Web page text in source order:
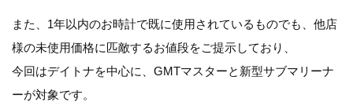
また、1年以内のお時計で既に使用されているものでも、他店
様の未使用価格に匹敵するお値段をご提示しており、
今回はデイトナを中心に、GMTマスターと新型サブマリーナ
ーが対象です。